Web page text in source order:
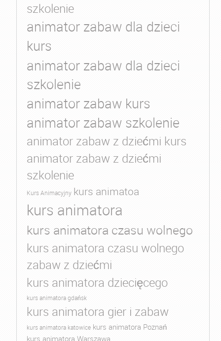
szkolenie
animator zabaw dla dzieci
kurs
animator zabaw dla dzieci
szkolenie
animator zabaw kurs
animator zabaw szkolenie
animator zabaw z dziećmi kurs
animator zabaw z dziećmi
szkolenie
Kurs Animacyjny kurs animatoa
kurs animatora
kurs animatora czasu wolnego
kurs animatora czasu wolnego
zabaw z dziećmi
kurs animatora dziecięcego
kurs animatora gdańsk
kurs animatora gier i zabaw
kurs animatora katowice kurs animatora Poznań
kurs animatora Warszawa